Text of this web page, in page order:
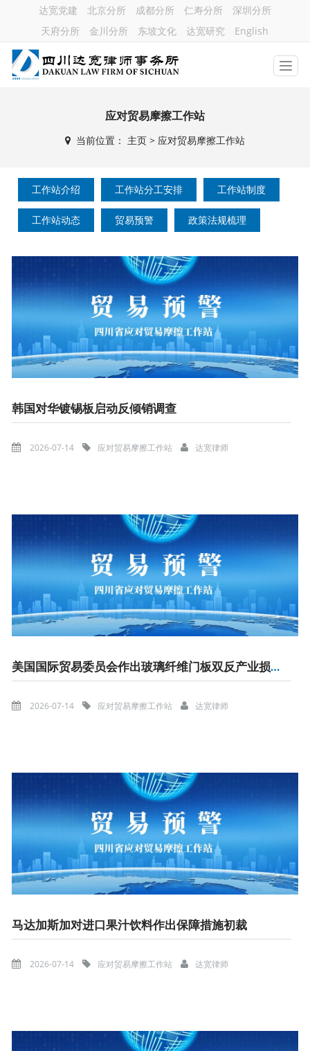
达宽党建 北京分所 成都分所 仁寿分所
深圳分所
天府分所
金川分所 东坡文化 达宽研究 English
应对贸易摩擦工作站
当前位置： 主页> 应对贸易摩擦工作站
工作站介绍 工作站分工安排 工作站制度
工作站动态 贸易预警 政策法规梳理
韩国对华镀锡板启动反倾销调查
2026-07-14 应对贸易摩擦工作站 达宽律师
美国国际贸易委员会作出玻璃纤维门板双反产业损害终裁
2026-07-14 应对贸易摩擦工作站 达宽律师
马达加斯加对进口果汁饮料作出保障措施初裁
2026-07-14 应对贸易摩擦工作站 达宽律师